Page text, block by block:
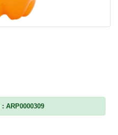
: ARP0000309